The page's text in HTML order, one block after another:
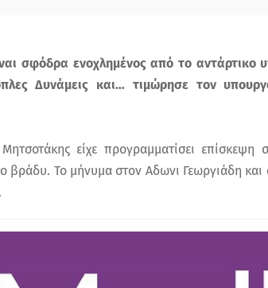
σφόδρα ενοχλημένος από το αντάρτικο
Δυνάμεις και… τιμώρησε τον
είχε προγραμματίσει
βράδυ. Το μήνυμα στον Αδωνι Γεωργιάδη